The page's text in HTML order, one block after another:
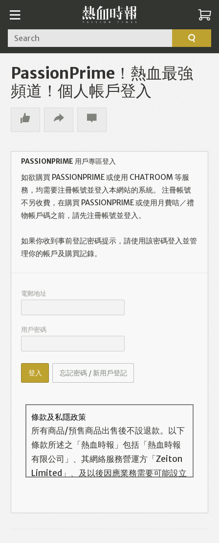
Search
PassionPrime！熱血最強
頻道！個人帳戶登入
PASSIONPRIME 用戶專區登入
如欲購買 PASSIONPRIME 或使用 CHATROOM 等服
務，均需要注冊帳號並登入本網站的系統。 注冊帳號
不另收費，在購買 PASSIONPRIME 或使用月費咭／禮
物帳戶碼之前，請先注冊帳號並登入。
如果你收到事前登記密碼提示，請使用該密碼登入並管
理你的帳戶及購買記錄。
電郵地址
用戶密碼
登入 忘記密碼 / 新用戶登記
條款及私隱政策
所有商品/預售商品出售後不設退款。以下
條款所述之「熱血時報」包括「熱血時報
有限公司」、其網絡服務營運方「Zeiton
Limited」、及以後因應業務需要可能設立
願性質。我們收集的個人資料包括姓名、